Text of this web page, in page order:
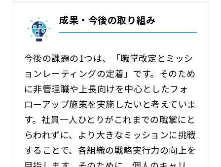
成果・今後の取り組み
今後の課題の1つは、「職掌改定とミッシ
ョンレーティングの定着」です。そのため
に非管理職や上長向けを中心としたフォ
ローアップ施策を実施したいと考えていま
す。社員一人ひとりがこれまでの職掌にと
らわれずに、より大きなミッションに挑戦
することで、各組織の戦略実行力の向上を